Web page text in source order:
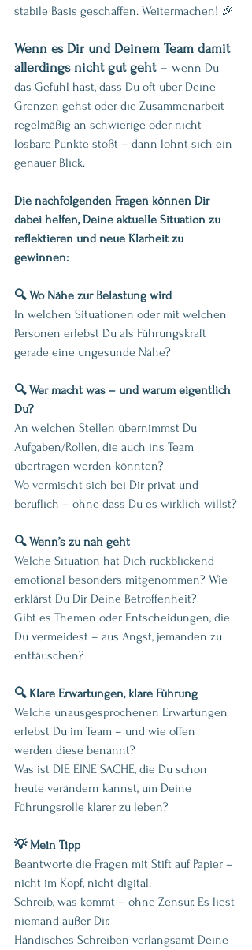
stabile Basis geschaffen. Weitermachen! 🎉
Wenn es Dir und Deinem Team damit
allerdings nicht gut geht – wenn Du
das Gefühl hast, dass Du oft über Deine
Grenzen gehst oder die Zusammenarbeit
regelmäßig an schwierige oder nicht
lösbare Punkte stößt – dann lohnt sich ein
genauer Blick.
Die nachfolgenden Fragen können Dir
dabei helfen, Deine aktuelle Situation zu
reflektieren und neue Klarheit zu
gewinnen:
🔍 Wo Nähe zur Belastung wird
In welchen Situationen oder mit welchen
Personen erlebst Du als Führungskraft
gerade eine ungesunde Nähe?
🔍 Wer macht was – und warum eigentlich
Du?
An welchen Stellen übernimmst Du
Aufgaben/Rollen, die auch ins Team
übertragen werden könnten?
Wo vermischt sich bei Dir privat und
beruflich – ohne dass Du es wirklich willst?
🔍 Wenn’s zu nah geht
Welche Situation hat Dich rückblickend
emotional besonders mitgenommen? Wie
erklärst Du Dir Deine Betroffenheit?
Gibt es Themen oder Entscheidungen, die
Du vermeidest – aus Angst, jemanden zu
enttäuschen?
🔍 Klare Erwartungen, klare Führung
Welche unausgesprochenen Erwartungen
erlebst Du im Team – und wie offen
werden diese benannt?
Was ist DIE EINE SACHE, die Du schon
heute verändern kannst, um Deine
Führungsrolle klarer zu leben?
💡 Mein Tipp
Beantworte die Fragen mit Stift auf Papier –
nicht im Kopf, nicht digital.
Schreib, was kommt – ohne Zensur. Es liest
niemand außer Dir.
Händisches Schreiben verlangsamt Deine